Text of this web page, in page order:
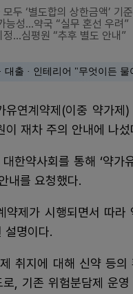
두 ‘별도합의 상한금액’ 기준
능성…약국 “실무 혼선 우려”
정…심평원 “추후 별도 안내”
대출 · 인테리어 "무엇이든
연계약제(이중 약가제
이 재차 주의 안내에 나섰
한약사회를 통해 ‘약
내를 요청했다.
제가 시행되면서 따
설명이다.
취지에 대해 신약 등
, 기존 위험분담제 운